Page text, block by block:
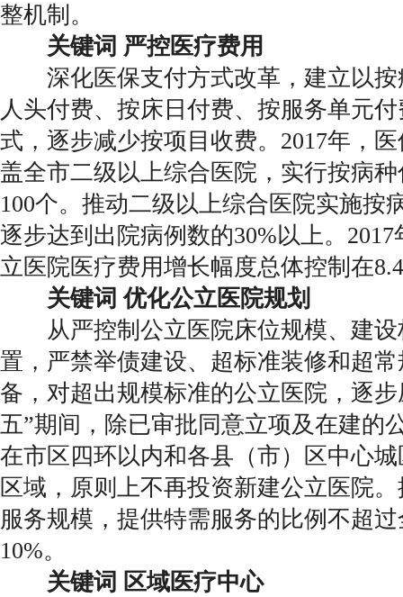
整机制。
关键词 严控医疗费用
深化医保支付方式改革，建立以按
人头付费、按床日付费、按服务单元
式，逐步减少按项目收费。2017年，
盖全市二级以上综合医院，实行按病
100个。推动二级以上综合医院实施按
逐步达到出院病例数的30%以上。
立医院医疗费用增长幅度总体控制在
关键词 优化公立医院规划
从严控制公立医院床位规模、建设
置，严禁举债建设、超标准装修和超
备，对超出规模标准的公立医院，逐
五”期间，除已审批同意立项及在建的
在市区四环以内和各县（市）区中心
区域，原则上不再投资新建公立医院
服务规模，提供特需服务的比例不超
10%。
关键词 区域医疗中心